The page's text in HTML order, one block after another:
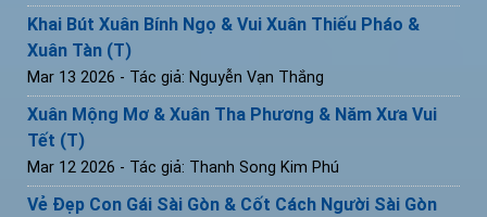
Khai Bút Xuân Bính Ngọ & Vui Xuân Thiếu Pháo &
Xuân Tàn (T)
Mar 13 2026 - Tác giả: Nguyễn Vạn Thắng
Xuân Mộng Mơ & Xuân Tha Phương & Năm Xưa Vui
Tết (T)
Mar 12 2026 - Tác giả: Thanh Song Kim Phú
Vẻ Đẹp Con Gái Sài Gòn & Cốt Cách Người Sài Gòn